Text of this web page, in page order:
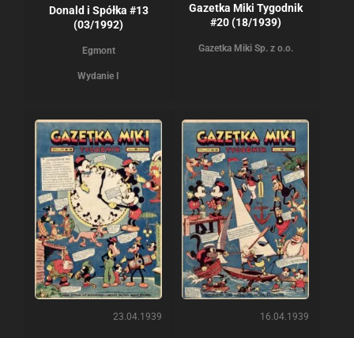
Donald i Spółka #13
(03/1992)
Egmont
Wydanie I
Gazetka Miki Tygodnik
#20 (18/1939)
Gazetka Miki Sp. z o.o.
23.04.1939 16.04.1939